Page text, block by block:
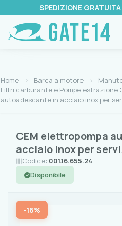
SPEDIZIONE
Home Barca a motore
Filtri carburante e Pompe estrazione
autoadescante in acciaio inox per
CEM elettropompa
acciaio inox per
Codice: 001.16.655.24
Disponibile
-16%